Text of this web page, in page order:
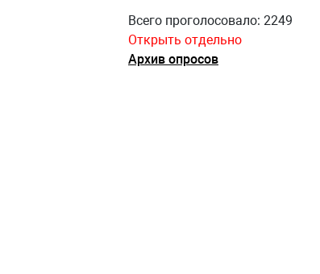
Всего проголосовало: 2249
Открыть отдельно
Архив опросов